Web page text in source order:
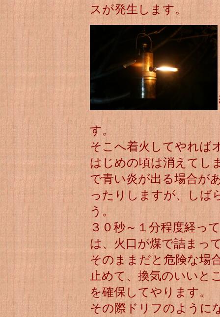
スが発生します。
す。
そこへ着火してやれば
はじめの頃は消えてし
で青い炎が出る場合が
ったりしますが、しば
う。
３０秒～１分程度経っ
は、火口が煤で詰まっ
そのままだと危険な場
止めて、換気のいいと
を確保してやります。
その際ドリフのように